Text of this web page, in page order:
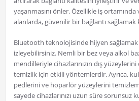
yaşanmasını önler. Özellikle iş
alanlarda, güvenilir bir bağlantı sağlamak
Bluetooth teknolojisinde hijyen sağlamak
izleyebilirsiniz. Nemli bir bez veya alkol
mendilleriyle cihazlarınızın dış
temizlik için etkili yöntemlerdir. Ayrıca,
pedlerini ve hoparlör yüzeylerini
sayede cihazlarınızı uzun süre sorunsuz